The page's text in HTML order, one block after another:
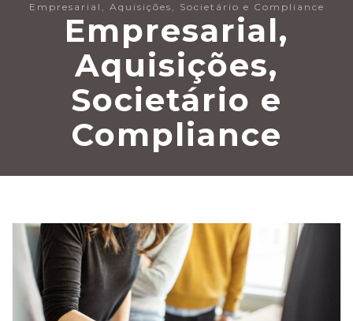
Empresarial, Aquisições, Societário e Compliance
Empresarial,
Aquisições,
Societário e
Compliance